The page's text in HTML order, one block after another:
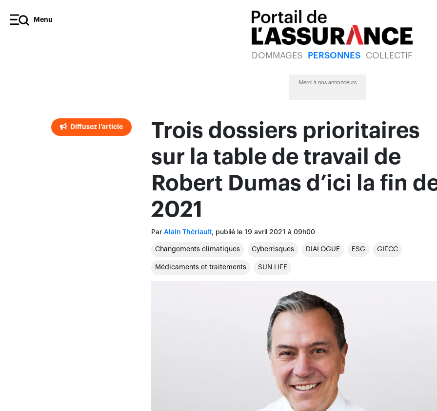
Menu
DOMMAGES PERSONNES COLLECTIF
Merci à nos annonceurs
Diffusez l’article
Trois dossiers prioritaires
sur la table de travail de
Robert Dumas d’ici la fin
2021
Par Alain Thériault, publié le 19 avril 2021 à 09h00
Changements climatiques Cyberrisques DIALOGUE ESG GIFCC
Médicaments et traitements SUN LIFE